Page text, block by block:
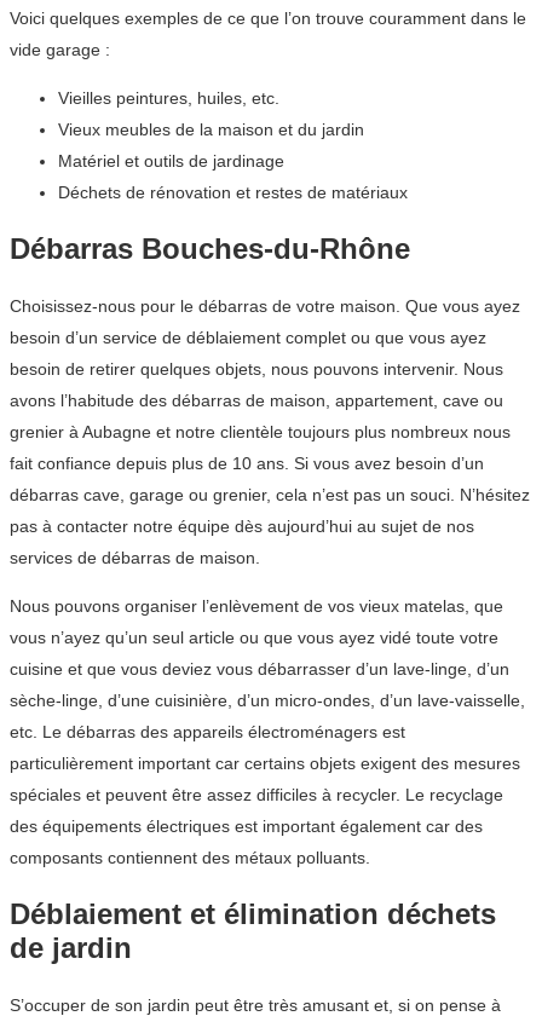
Voici quelques exemples de ce que l’on trouve couramment dans le
vide garage :
Vieilles peintures, huiles, etc.
Vieux meubles de la maison et du jardin
Matériel et outils de jardinage
Déchets de rénovation et restes de matériaux
Débarras Bouches-du-Rhône
Choisissez-nous pour le débarras de votre maison. Que vous ayez
besoin d’un service de déblaiement complet ou que vous ayez
besoin de retirer quelques objets, nous pouvons intervenir. Nous
avons l’habitude des débarras de maison, appartement, cave ou
grenier à Aubagne et notre clientèle toujours plus nombreux nous
fait confiance depuis plus de 10 ans. Si vous avez besoin d’un
débarras cave, garage ou grenier, cela n’est pas un souci. N’hésitez
pas à contacter notre équipe dès aujourd’hui au sujet de nos
services de débarras de maison.
Nous pouvons organiser l’enlèvement de vos vieux matelas, que
vous n’ayez qu’un seul article ou que vous ayez vidé toute votre
cuisine et que vous deviez vous débarrasser d’un lave-linge, d’un
sèche-linge, d’une cuisinière, d’un micro-ondes, d’un lave-vaisselle,
etc. Le débarras des appareils électroménagers est
particulièrement important car certains objets exigent des mesures
spéciales et peuvent être assez difficiles à recycler. Le recyclage
des équipements électriques est important également car des
composants contiennent des métaux polluants.
Déblaiement et élimination déchets
de jardin
S’occuper de son jardin peut être très amusant et, si on pense à